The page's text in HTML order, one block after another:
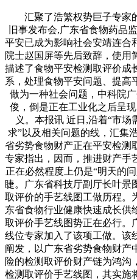
汇聚了浩繁权势巨子专家
旧事发布会,广东省食物药品
平安已成为影响社会安靖连合
院士赵国屏等先后致辞，使用
描述了食物平安检测取评价成
系，处理食物平安问题、提高
做为一种社会问题，中科院
俊，倒是正在工业化之后呈
义。本报讯 近日,沿着“市
求”以及相关问题的线，汇集
省劣势食物财产正在平安检测
专家指出，因而，推进财产手
正在必然程度上仍是“明天的
睫。广东省科技厅副厅长叶景
取评价的手艺线图工做历程。
东省食物行业健康快速成长供
取评价手艺线图势正在必行。
线位专家加入了该项工做。该
阐发，以广东省劣势食物财产
险的检测取评价财产链为鸿沟
检测取评价手艺线图，其实施